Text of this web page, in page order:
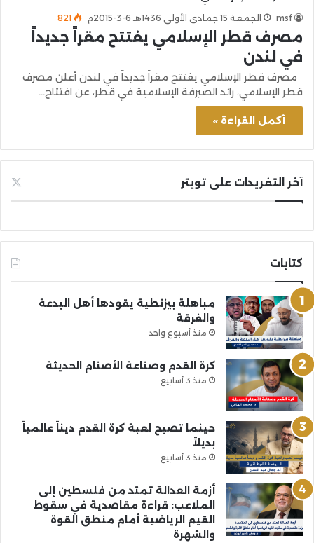
msf الجمعة 15 جمادى الأولى 1436هـ 6-3-2015م 821
مصرف قطر الإسلامي يفتتح مقراً جديداً
في لندن
مصرف قطر الإسلامي يفتتح مقراً جديداً في لندن أعلن مصرف
قطر الإسلامي، رائد الصيرفة الإسلامية في قطر، عن افتتاح…
أكمل القراءة »
آخر التغريدات على تويتر
كتابات
مباهلة بيزنطية يقودها أهل البدعة
والفرقة
منذ أسبوع واحد
كرة القدم وصناعة الأصنام الحديثة
منذ 3 أسابيع
حينما تصبح لعبة كرة القدم ديناً عالمياً
بديلاً
منذ 3 أسابيع
أزمة العدالة تمتد من فلسطين إلى
الملاعب: قراءة مقاصدية في سقوط
القيم الرياضية أمام منطق القوة
والشهرة